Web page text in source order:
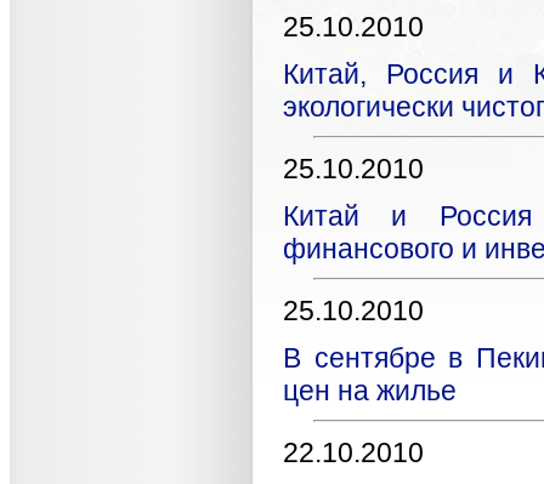
25.10.2010
Китай, Россия и
экологически
25.10.2010
Китай и Россия
финансового и
25.10.2010
В сентябре в
цен на жилье
22.10.2010